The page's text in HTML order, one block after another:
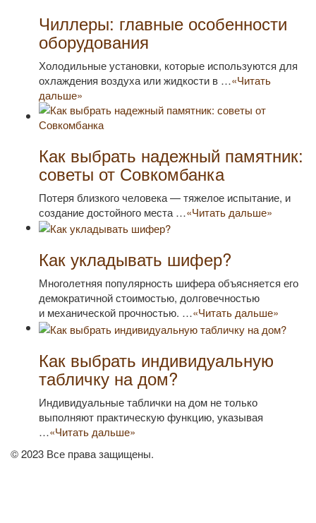
Чиллеры: главные особенности
оборудования
Холодильные установки, которые используются для
охлаждения воздуха или жидкости в …«Читать
дальше»
Как выбрать надежный памятник:
советы от Совкомбанка
Потеря близкого человека — тяжелое испытание, и
создание достойного места …«Читать дальше»
Как укладывать шифер?
Многолетняя популярность шифера объясняется его
демократичной стоимостью, долговечностью
и механической прочностью. …«Читать дальше»
Как выбрать индивидуальную
табличку на дом?
Индивидуальные таблички на дом не только
выполняют практическую функцию, указывая
…«Читать дальше»
© 2023 Все права защищены.